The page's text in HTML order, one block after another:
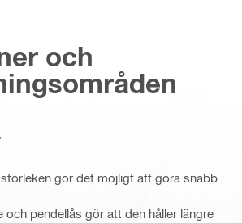
och
gör det möjligt att göra snabb
och pendellås gör att den håller längre